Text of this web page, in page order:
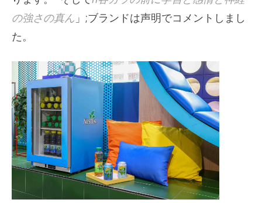
の強さの真ん 」;ブランドは声明でコメントしまし
た。